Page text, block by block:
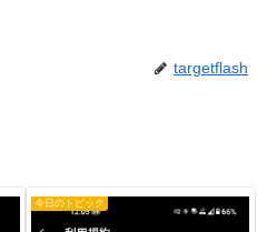
targetflash
今日のトピック